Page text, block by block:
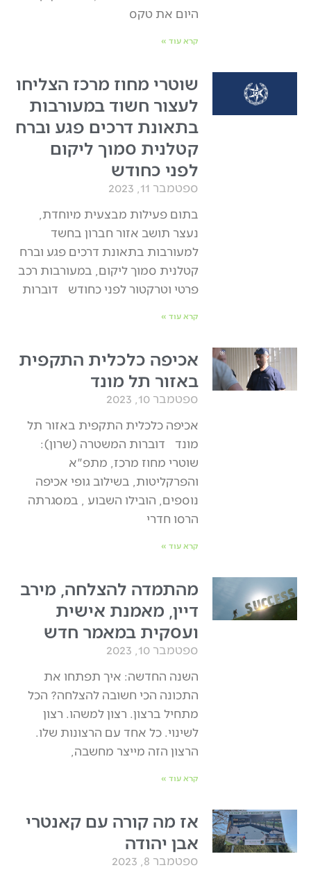
היום את טקס
קרא עוד »
שוטרי מחוז מרכז הצליחו
לעצור חשוד במעורבות
בתאונת דרכים פגע וברח
קטלנית סמוך ליקום
לפני כחודש
ספטמבר 11, 2023
בתום פעילות מבצעית מיוחדת,
נעצר תושב אזור חברון בחשד
למעורבות בתאונת דרכים פגע וברח
קטלנית סמוך ליקום, במעורבות רכב
פרטי וטרקטור לפני כחודש דוברות
קרא עוד »
אכיפה כלכלית התקפית
באזור תל מונד
ספטמבר 10, 2023
אכיפה כלכלית התקפית באזור תל
מונד דוברות המשטרה (שרון):
שוטרי מחוז מרכז, מתפ"א
והפרקליטות, בשילוב גופי אכיפה
נוספים, הובילו השבוע , במסגרתה
הרסו חדרי
קרא עוד »
מהתמדה להצלחה, מירב
דיין, מאמנת אישית
ועסקית במאמר חדש
ספטמבר 10, 2023
השנה החדשה: איך תפתחו את
התכונה הכי חשובה להצלחה? הכל
מתחיל ברצון. רצון למשהו. רצון
לשינוי. כל אחד עם הרצונות שלו.
הרצון הזה מייצר מחשבה,
קרא עוד »
אז מה קורה עם קאנטרי
אבן יהודה
ספטמבר 8, 2023